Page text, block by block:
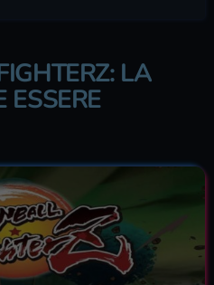
LA
ESSERE